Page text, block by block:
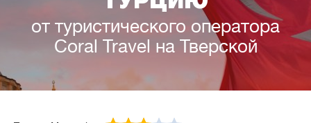
от туристического оператора
Coral Travel на Тверской